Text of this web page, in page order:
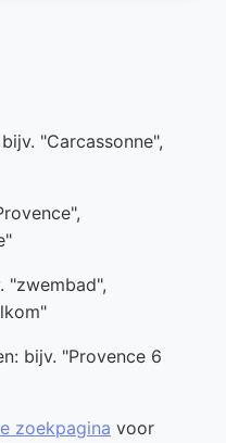
"Carcassonne",
"zwembad",
bijv. "Provence 6
zoekpagina voor